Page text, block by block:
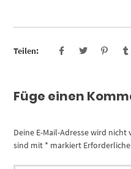
Teilen:
Füge einen
Deine E-Mail-Adresse wird
sind mit * markiert